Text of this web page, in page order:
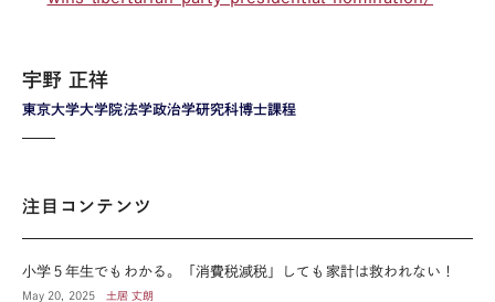
東京大学大学院法学政治学研究科博士課程
宇野 正祥
注目コンテンツ
小学５年生でもわかる。「消費税減税」しても家計は救われない！
May 20, 2025 土居 丈朗